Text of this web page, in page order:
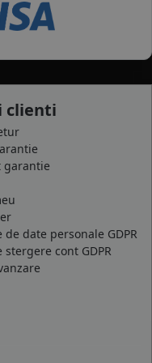
clienti
garantie
de date personale GDPR
stergere cont GDPR